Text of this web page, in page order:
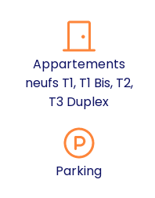
Appartements
neufs T1, T1 Bis, T2,
T3 Duplex
Parking